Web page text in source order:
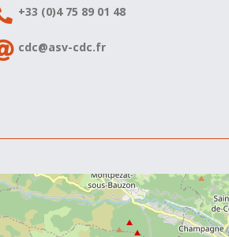
+33 (0)4 75 89 01 48
cdc@asv-cdc.fr